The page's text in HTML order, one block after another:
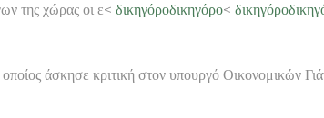
της χώρας οι ε< δικηγόροδικηγόρο< δικηγόρο
άσκησε κριτική στον υπουργό Οικονομικών